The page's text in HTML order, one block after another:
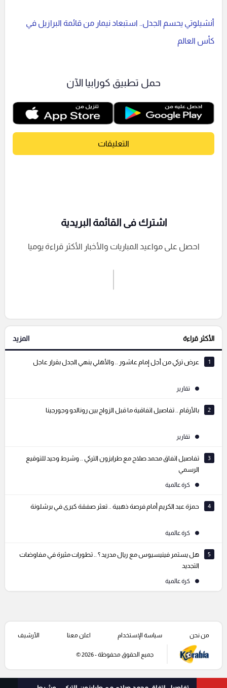
أنشيلوتي يحسم الجدل.. استبعاد نيمار من قائمة البرازيل في
كأس العالم
حمل تطبيق كورابيا الآن
التعليقات
إرسال تعليق
التعليقات السابقة
اشترك فى القائمة البريدية
احصل على مواعيد المباريات والأخبار الأكثر قراءة يوميا
الأكثر قراءة المزيد
1 عرض تركي من أجل إمام عاشور .. والأهلي ينهي الجدل بقرار عاجل
تقارير
2 بالأرقام .. تفاصيل اتفاقية ما قبل الزواج بين رونالدو وجورجينا
تقارير
3
تفاصيل اتفاق محمد صلاح مع طرابزون التركي .. وشرط وحيد للتوقيع
الرسمي
كرة عالمية
4 حمزة عبد الكريم أمام فرصة ذهبية .. تعثر صفقة كبرى في برشلونة
كرة عالمية
5
هل يستمر فينيسيوس مع ريال مدريد ؟ .. تطورات مثيرة في مفاوضات
التجديد
كرة عالمية
من نحن سياسة الإستخدام اعلن معنا الأرشيف
جميع الحقوق محفوظة - 2026 ©